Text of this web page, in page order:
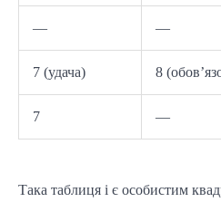
— —
7 (удача) 8
7 —
Така таблиця і є особистим